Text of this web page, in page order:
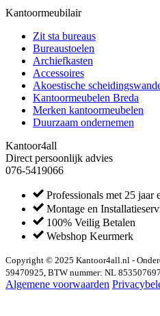
Kantoormeubilair
Zit sta bureaus
Bureaustoelen
Archiefkasten
Accessoires
Akoestische
Kantoormeubelen Breda
Merken kantoormeubelen
Duurzaam ondernemen
Kantoor4all
Direct persoonlijk advies
076-5419066
Professionals met 25 jaar
Montage en
100% Veilig Betalen
Webshop Keurmerk
Copyright © 2025 Kantoor4all.nl -
59470925, BTW nummer: NL
Algemene voorwaarden